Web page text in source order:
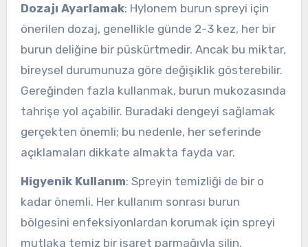
Dozajı Ayarlamak: Hylonem burun spreyi için
önerilen dozaj, genellikle günde 2-3 kez, her bir
burun deliğine bir püskürtmedir. Ancak bu miktar,
bireysel durumunuza göre değişiklik gösterebilir.
Gereğinden fazla kullanmak, burun mukozasında
tahrişe yol açabilir. Buradaki dengeyi sağlamak
gerçekten önemli; bu nedenle, her seferinde
açıklamaları dikkate almakta fayda var.
Higyenik Kullanım: Spreyin temizliği de bir o
kadar önemli. Her kullanım sonrası burun
bölgesini enfeksiyonlardan korumak için spreyi
mutlaka temiz bir işaret parmağıyla silin.